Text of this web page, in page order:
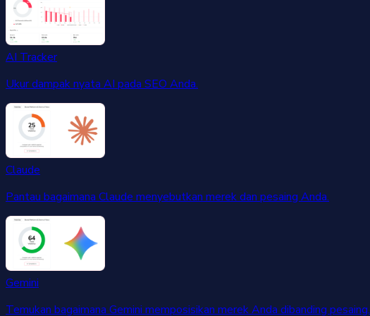
AI Tracker
Ukur dampak nyata AI pada SEO Anda.
Claude
Pantau bagaimana Claude menyebutkan merek dan pesaing Anda.
Gemini
Temukan bagaimana Gemini memposisikan merek Anda dibanding pesaing.